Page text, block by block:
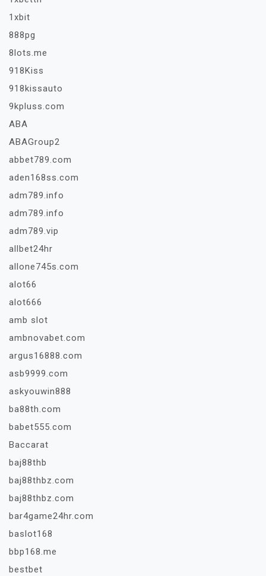
1xbit
888pg
8lots.me
918Kiss
918kissauto
9kpluss.com
ABA
ABAGroup2
abbet789.com
aden168ss.com
adm789.info
adm789.info
adm789.vip
allbet24hr
allone745s.com
alot66
alot666
amb slot
ambnovabet.com
argus16888.com
asb9999.com
askyouwin888
ba88th.com
babet555.com
Baccarat
baj88thb
baj88thbz.com
baj88thbz.com
bar4game24hr.com
baslot168
bbp168.me
bestbet